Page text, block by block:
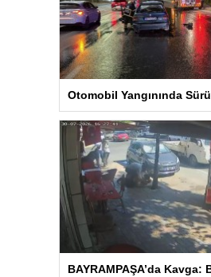
Otomobil Yangınında
BAYRAMPAŞA’da Kavga: